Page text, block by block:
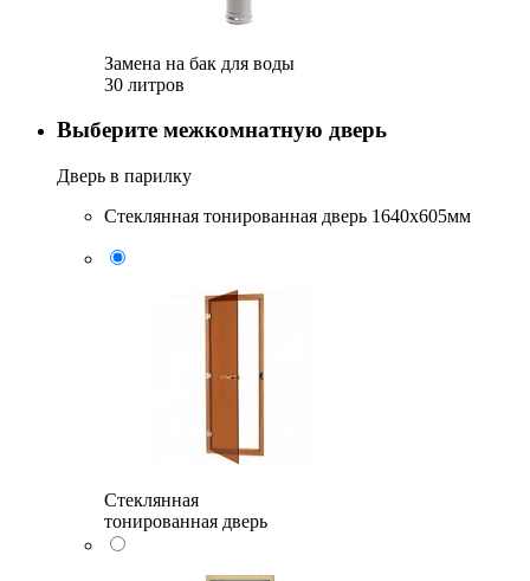
Замена на бак для воды
30 литров
Выберите межкомнатную дверь
Дверь в парилку
Стеклянная тонированная дверь 1640x605мм
Стеклянная
тонированная дверь